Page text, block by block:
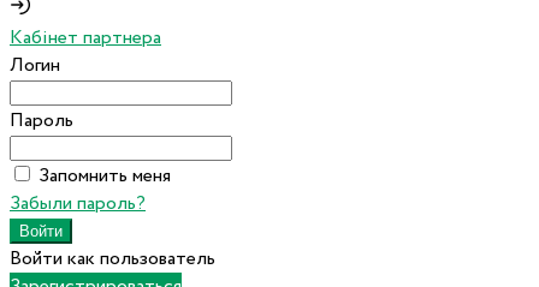
Кабінет партнера
Логин
Пароль
Запомнить меня
Забыли пароль?
Войти как пользователь